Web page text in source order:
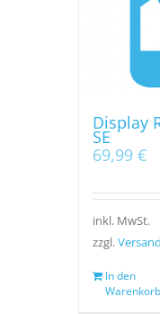
Display
SE
69,99 €
inkl. MwSt.
zzgl.
In den
Warenkorb